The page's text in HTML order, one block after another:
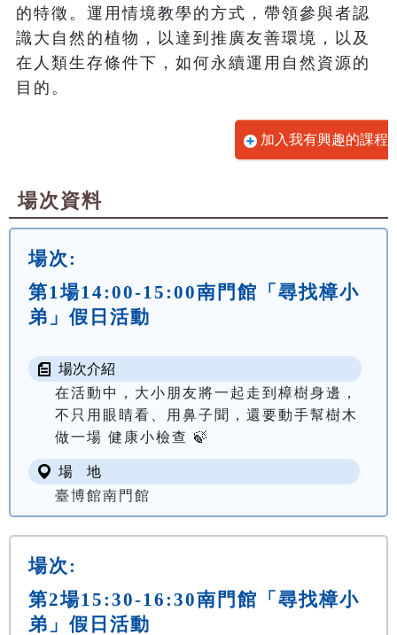
的特徵。運用情境教學的方式，帶領參與者認
識大自然的植物，以達到推廣友善環境，以及
在人類生存條件下，如何永續運用自然資源的
目的。
加入我有興趣的課程
場次資料
場次:
第1場14:00-15:00南門館「尋找樟小
弟」假日活動
場次介紹
在活動中，大小朋友將一起走到樟樹身邊，
不只用眼睛看、用鼻子聞，還要動手幫樹木
做一場 健康小檢查 🍃
場 地
臺博館南門館
場次:
第2場15:30-16:30南門館「尋找樟小
弟」假日活動